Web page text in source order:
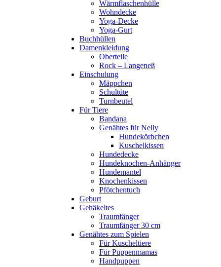
Wärmflaschenhülle
Wohndecke
Yoga-Decke
Yoga-Gurt
Buchhüllen
Damenkleidung
Oberteile
Rock – Langeneß
Einschulung
Mäppchen
Schultüte
Turnbeutel
Für Tiere
Bandana
Genähtes für Nelly
Hundekörbchen
Kuschelkissen
Hundedecke
Hundeknochen-Anhänger
Hundemantel
Knochenkissen
Pfötchentuch
Geburt
Gehäkeltes
Traumfänger
Traumfänger 30 cm
Genähtes zum Spielen
Für Kuscheltiere
Für Puppenmamas
Handpuppen